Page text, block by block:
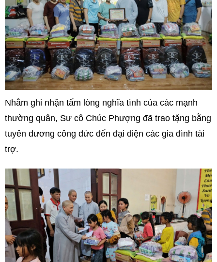
Nhằm ghi nhận tấm lòng nghĩa tình của các mạnh
thường quân, Sư cô Chúc Phượng đã trao tặng bằng
tuyên dương công đức đến đại diện các gia đình tài
trợ.